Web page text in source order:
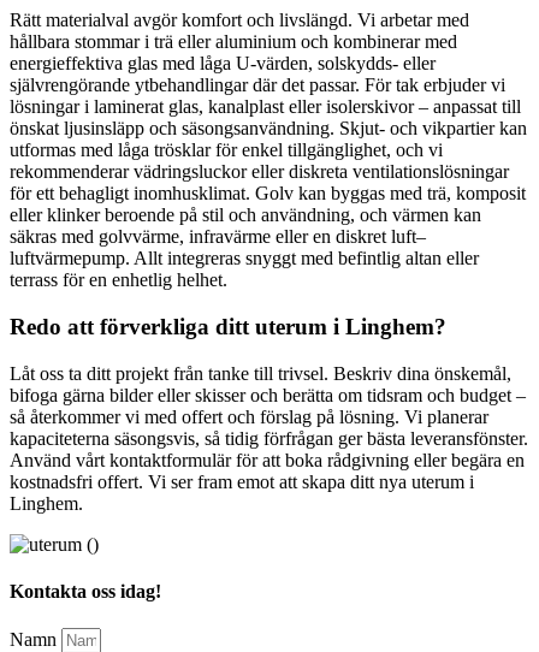
Rätt materialval avgör komfort och livslängd. Vi arbetar med
hållbara stommar i trä eller aluminium och kombinerar med
energieffektiva glas med låga U-värden, solskydds- eller
självrengörande ytbehandlingar där det passar. För tak erbjuder vi
lösningar i laminerat glas, kanalplast eller isolerskivor – anpassat till
önskat ljusinsläpp och säsongsanvändning. Skjut- och vikpartier kan
utformas med låga trösklar för enkel tillgänglighet, och vi
rekommenderar vädringsluckor eller diskreta ventilationslösningar
för ett behagligt inomhusklimat. Golv kan byggas med trä, komposit
eller klinker beroende på stil och användning, och värmen kan
säkras med golvvärme, infravärme eller en diskret luft–
luftvärmepump. Allt integreras snyggt med befintlig altan eller
terrass för en enhetlig helhet.
Redo att förverkliga ditt uterum i Linghem?
Låt oss ta ditt projekt från tanke till trivsel. Beskriv dina önskemål,
bifoga gärna bilder eller skisser och berätta om tidsram och budget –
så återkommer vi med offert och förslag på lösning. Vi planerar
kapaciteterna säsongsvis, så tidig förfrågan ger bästa leveransfönster.
Använd vårt kontaktformulär för att boka rådgivning eller begära en
kostnadsfri offert. Vi ser fram emot att skapa ditt nya uterum i
Linghem.
Kontakta oss idag!
Namn